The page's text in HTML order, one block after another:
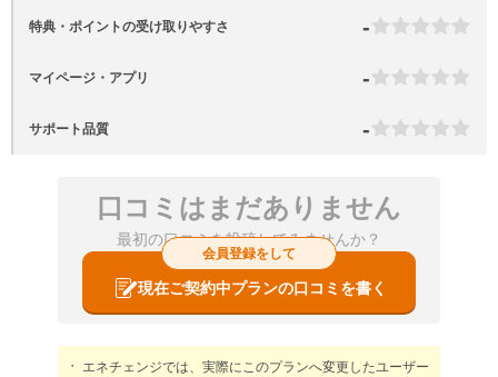
特典・ポイントの受け取りやすさ -
マイページ・アプリ -
サポート品質 -
口コミはまだありません
最初の口コミを投稿してみませんか？
会員登録をして
現在ご契約中プランの口コミを書く
エネチェンジでは、実際にこのプランへ変更したユーザー